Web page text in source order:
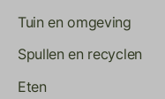
Tuin en omgeving
Spullen en recyclen
Eten